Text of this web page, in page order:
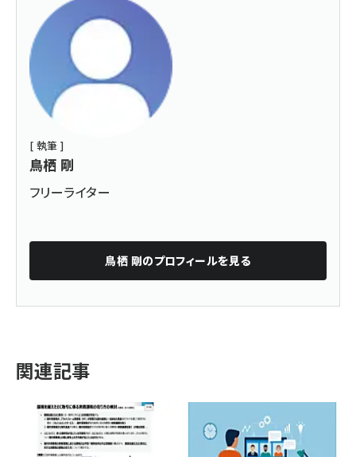
[ 執筆 ]
鳥栖 剛
フリーライター
鳥栖 剛のプロフィールを見る
関連記事